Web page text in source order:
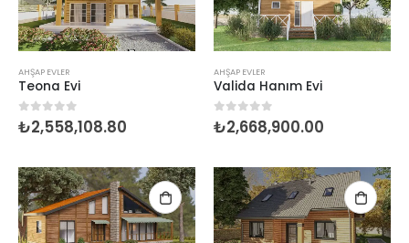
AHŞAP EVLER
Teona Evi
0 5 üzerinden
₺2,558,108.80
AHŞAP EVLER
Valida Hanım Evi
0 5 üzerinden
₺2,668,900.00